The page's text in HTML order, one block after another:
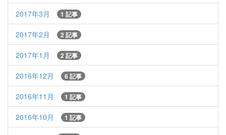
2017年3月 1 記事
2017年2月 2 記事
2017年1月 2 記事
2016年12月 6 記事
2016年11月 1 記事
2016年10月 1 記事